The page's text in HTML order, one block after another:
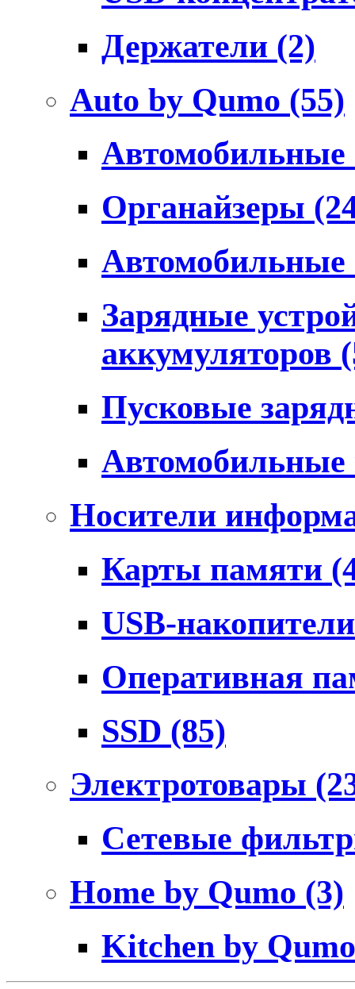
Держатели (2)
Auto by Qumo (55)
Органайзеры
Зарядные
аккумуляторов
Пусковые
Носители
Карты памяти
USB-
Оперативная
SSD (85)
Электротовары
Сетевые
Home by Qumo (3)
Kitchen by